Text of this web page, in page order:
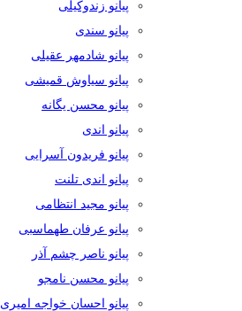
پیانو زندوکیلی
پیانو سندی
پیانو شادمهر عقیلی
پیانو سیاوش قمیشی
پیانو محسن یگانه
پیانو اندی
پیانو فریدون آسرایی
پیانو اندی تلنت
پیانو مجید انتظامی
پیانو عرفان طهماسبی
پیانو ناصر چشم آذر
پیانو محسن نامجو
پیانو احسان خواجه امیری